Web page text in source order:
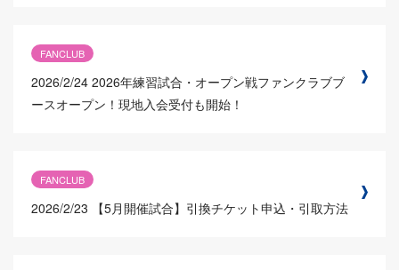
FANCLUB
2026/2/24 2026年練習試合・オープン戦ファンクラブブ
ースオープン！現地入会受付も開始！
FANCLUB
2026/2/23 【5月開催試合】引換チケット申込・引取方法